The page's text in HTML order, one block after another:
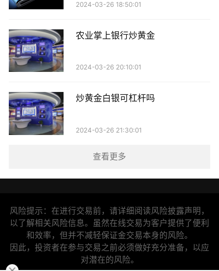
2024-03-26 18:50:01
农业掌上银行炒黄金
2024-03-26 20:10:01
炒黄金白银可杠杆吗
2024-03-26 21:30:01
查看更多
风险提示：在进行交易前，请详细阅读风险披露声明，
以了解相关风险信息。虽然在线交易为客户提供了便利
和效率，但并不减轻保证金交易本身的风险。
因此，投资者在参与交易之前必须做好充分准备，以应
对潜在的风险。